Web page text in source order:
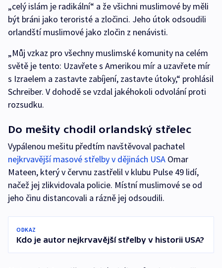
„celý islám je radikální“ a že všichni muslimové by měli
být bráni jako teroristé a zločinci. Jeho útok odsoudili
orlandští muslimové jako zločin z nenávisti.
„Můj vzkaz pro všechny muslimské komunity na celém
světě je tento: Uzavřete s Amerikou mír a uzavřete mír
s Izraelem a zastavte zabíjení, zastavte útoky,“ prohlásil
Schreiber. V dohodě se vzdal jakéhokoli odvolání proti
rozsudku.
Do mešity chodil orlandský střelec
Vypálenou mešitu předtím navštěvoval pachatel
nejkrvavější masové střelby v dějinách USA Omar
Mateen, který v červnu zastřelil v klubu Pulse 49 lidí,
načež jej zlikvidovala policie. Místní muslimové se od
jeho činu distancovali a rázně jej odsoudili.
ODKAZ
Kdo je autor nejkrvavější střelby v historii USA?